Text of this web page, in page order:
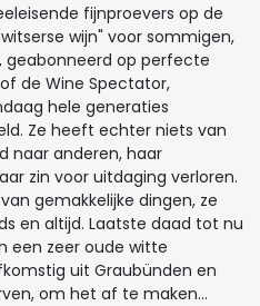
fijnproevers op de
wijn" voor sommigen,
geabonneerd op perfecte
de Wine Spectator,
hele generaties
Ze heeft echter niets van
naar anderen, haar
zin voor uitdaging verloren.
gemakkelijke dingen, ze
en altijd. Laatste daad tot nu
een zeer oude witte
uit Graubünden en
om het af te maken...